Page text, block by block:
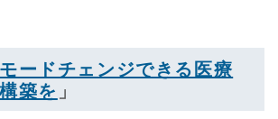
ードチェンジできる医療
築を 」